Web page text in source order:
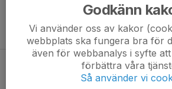
Inget referat skrivet
Godkänn
Vi använder oss av kakor
webbplats ska fungera bra för
även för webbanalys i syfte
förbättra våra
Så använder vi